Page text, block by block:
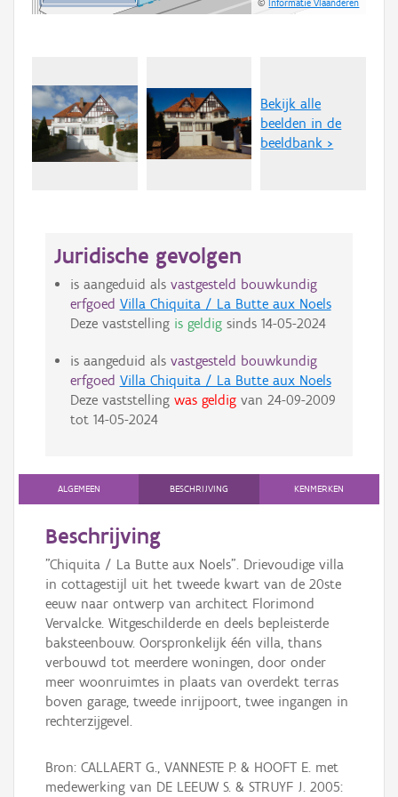
©Informatie Vlaanderen
Bekijk alle
beelden in de
beeldbank >
Juridische gevolgen
is aangeduid als vastgesteld bouwkundig
erfgoed Villa Chiquita / La Butte aux Noels
Deze vaststelling is geldigsinds 14-05-2024
is aangeduid als vastgesteld bouwkundig
erfgoed Villa Chiquita / La Butte aux Noels
Deze vaststelling was geldigvan 24-09-2009
tot 14-05-2024
ALGEMEEN BESCHRIJVING KENMERKEN
Beschrijving
"Chiquita / La Butte aux Noels". Drievoudige villa
in cottagestijl uit het tweede kwart van de 20ste
eeuw naar ontwerp van architect Florimond
Vervalcke. Witgeschilderde en deels bepleisterde
baksteenbouw. Oorspronkelijk één villa, thans
verbouwd tot meerdere woningen, door onder
meer woonruimtes in plaats van overdekt terras
boven garage, tweede inrijpoort, twee ingangen in
rechterzijgevel.
Bron: CALLAERT G., VANNESTE P. & HOOFT E. met
medewerking van DE LEEUW S. & STRUYF J. 2005: